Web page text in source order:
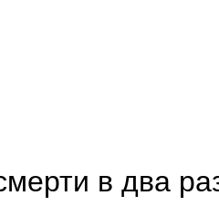
в два